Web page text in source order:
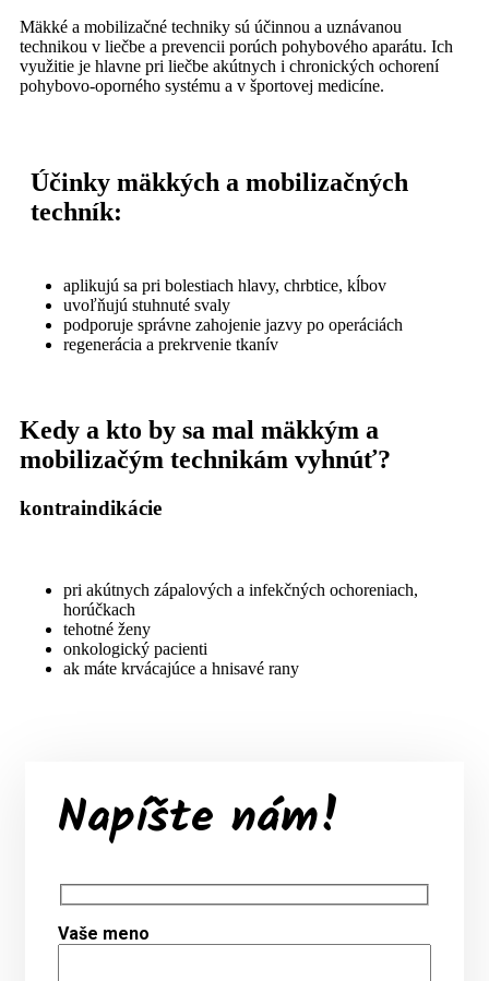
Mäkké a mobilizačné techniky sú účinnou a uznávanou
technikou v liečbe a prevencii porúch pohybového aparátu. Ich
využitie je hlavne pri liečbe akútnych i chronických ochorení
pohybovo-oporného systému a v športovej medicíne.
Účinky mäkkých a mobilizačných
techník:
aplikujú sa pri bolestiach hlavy, chrbtice, kĺbov
uvoľňujú stuhnuté svaly
podporuje správne zahojenie jazvy po operáciách
regenerácia a prekrvenie tkanív
Kedy a kto by sa mal mäkkým a
mobilizačým technikám vyhnúť?
kontraindikácie
pri akútnych zápalových a infekčných ochoreniach,
horúčkach
tehotné ženy
onkologický pacienti
ak máte krvácajúce a hnisavé rany
Napíšte nám!
Vaše meno